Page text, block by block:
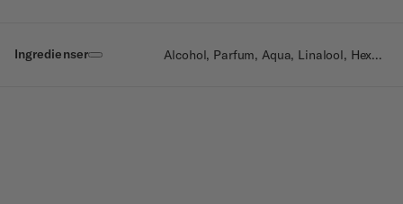
Ingredienser Alcohol, Parfum, Aqua, Linalool, Hexylcinnamal, Limonene, Citronellol